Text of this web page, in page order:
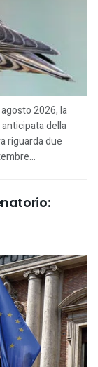
2026, la
anticipata della
riguarda due